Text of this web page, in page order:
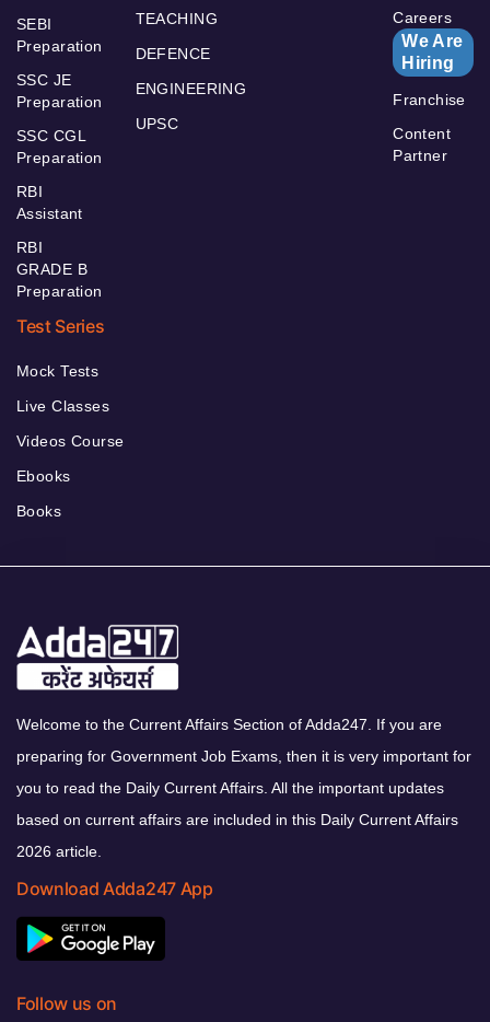
SEBI
Preparation
SSC JE
Preparation
SSC CGL
Preparation
RBI
Assistant
RBI
GRADE B
Preparation
TEACHING
DEFENCE
ENGINEERING
UPSC
Careers
We Are
Hiring
Franchise
Content
Partner
Test Series
Mock Tests
Live Classes
Videos Course
Ebooks
Books
Welcome to the Current Affairs Section of Adda247. If you are
preparing for Government Job Exams, then it is very important for
you to read the Daily Current Affairs. All the important updates
based on current affairs are included in this Daily Current Affairs
2026 article.
Download Adda247 App
Follow us on